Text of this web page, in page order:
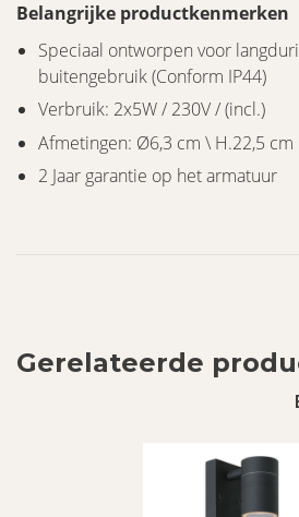
Belangrijke productkenmerken
Speciaal ontworpen voor
buitengebruik (Conform IP44)
Verbruik: 2x5W / 230V / (incl.)
Afmetingen: Ø6,3 cm \ H.22,5 cm
2 Jaar garantie op het armatuur
Gerelateerde